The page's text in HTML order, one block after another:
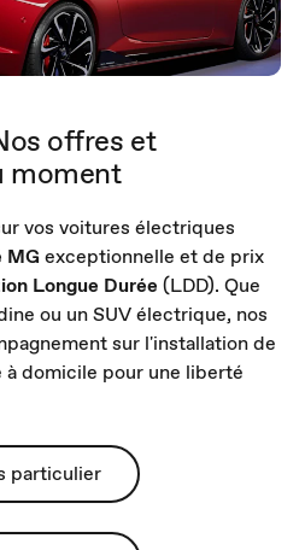
offres et
moment
vos voitures électriques
MG exceptionnelle et de prix
Longue Durée (LDD). Que
ou un SUV électrique, nos
sur l'installation de
domicile pour une liberté
particulier